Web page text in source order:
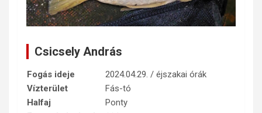
Csicsely András
Fogás ideje
2024.04.29. / éjszakai órák
Vízterület
Fás-tó
Halfaj
Ponty